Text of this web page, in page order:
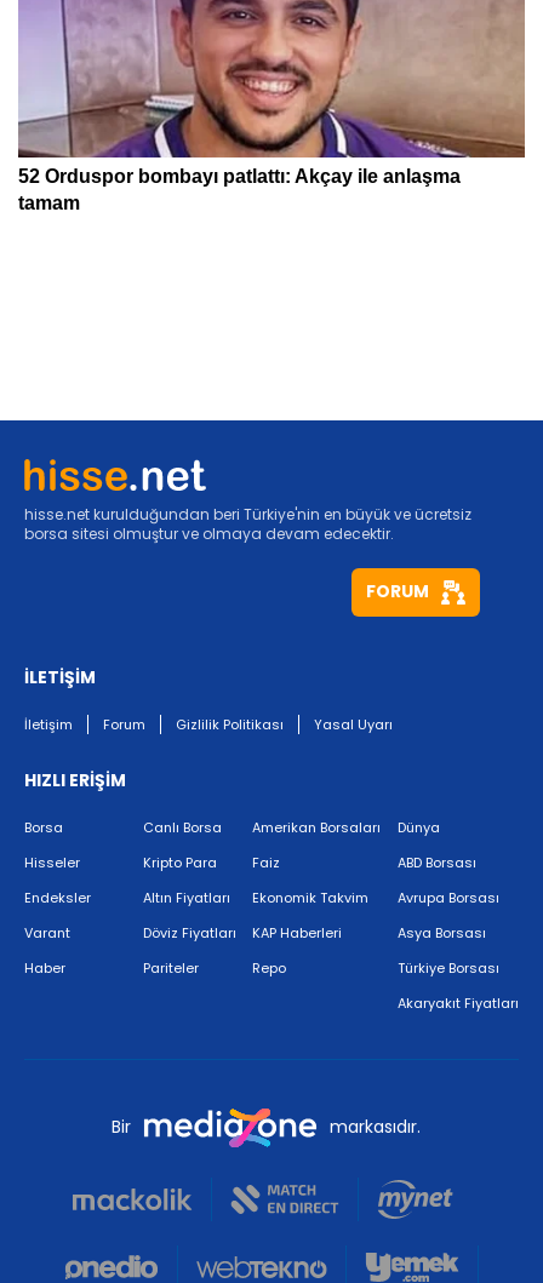
hisse.net kurulduğundan beri Türkiye'nin en büyük ve ücretsiz
borsa sitesi olmuştur ve olmaya devam edecektir.
FORUM
İLETİŞİM
İletişim Forum Gizlilik Politikası Yasal Uyarı
HIZLI ERİŞİM
Borsa
Hisseler
Endeksler
Varant
Haber
Canlı Borsa
Kripto Para
Altın Fiyatları
Döviz Fiyatları
Pariteler
Amerikan Borsaları
Faiz
Ekonomik Takvim
KAP Haberleri
Repo
Dünya
ABD Borsası
Avrupa Borsası
Asya Borsası
Türkiye Borsası
Akaryakıt Fiyatları
Bir markasıdır.